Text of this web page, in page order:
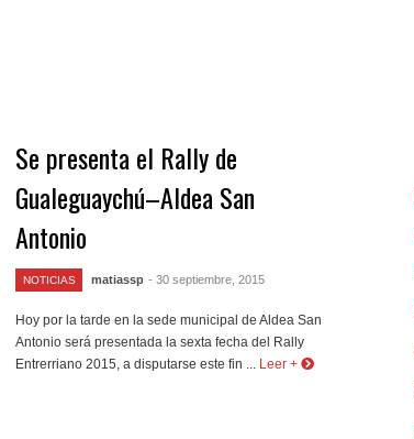
Se presenta el Rally de
Gualeguaychú–Aldea San
Antonio
NOTICIAS matiassp - 30 septiembre, 2015
Hoy por la tarde en la sede municipal de Aldea San
Antonio será presentada la sexta fecha del Rally
Entrerriano 2015, a disputarse este fin ...
Leer +